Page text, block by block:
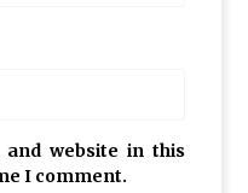
and website in this
I comment.